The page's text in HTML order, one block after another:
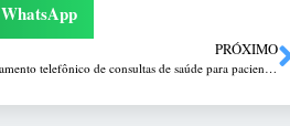
WhatsApp
PRÓXIMO
Vereadores aprovam agendamento telefônico de consultas de saúde para pacientes idosos e pessoas com deficiência